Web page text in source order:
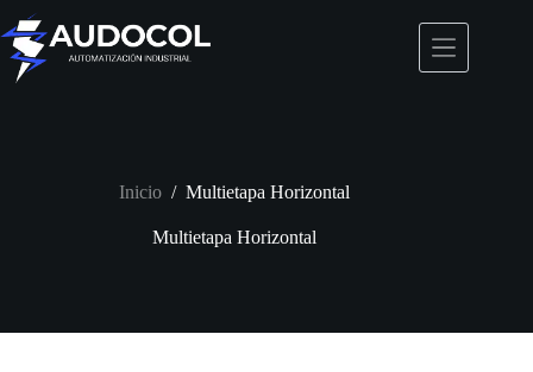
Saltar
al
contenido
Inicio / Multietapa Horizontal
Multietapa Horizontal